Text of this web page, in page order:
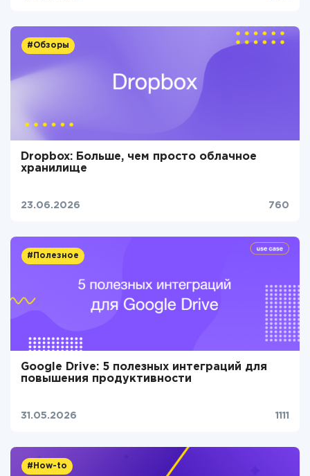
#Обзоры
Dropbox: Больше, чем просто облачное
хранилище
23.06.2026 760
#Полезное
Google Drive: 5 полезных интеграций для
повышения продуктивности
31.05.2026 1111
#How-to